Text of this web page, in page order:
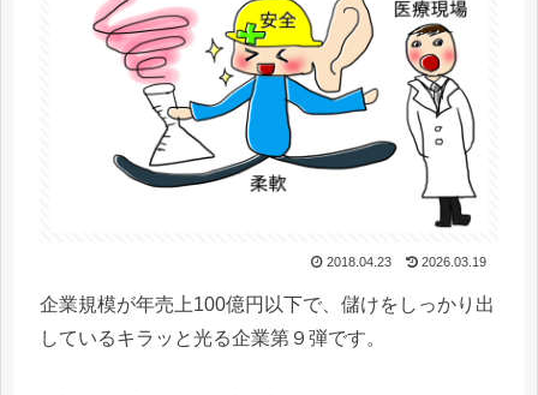
2018.04.23 2026.03.19
企業規模が年売上100億円以下で、儲けをしっかり出
しているキラッと光る企業第９弾です。